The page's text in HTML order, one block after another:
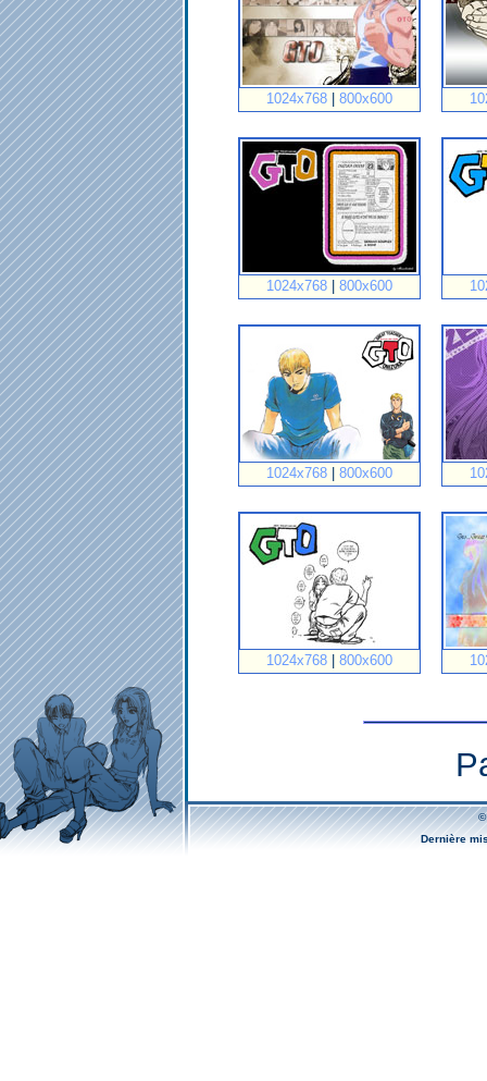
1024x768 |800x600
1024x768 |800x600
1024x768 |800x600
1024x768 |800x600
©
Dernière